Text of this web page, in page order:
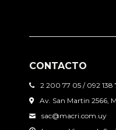
CONTACTO
2 200 77 05 / 092 138
Av. San Martin 2566,
sac@macri.com.uy